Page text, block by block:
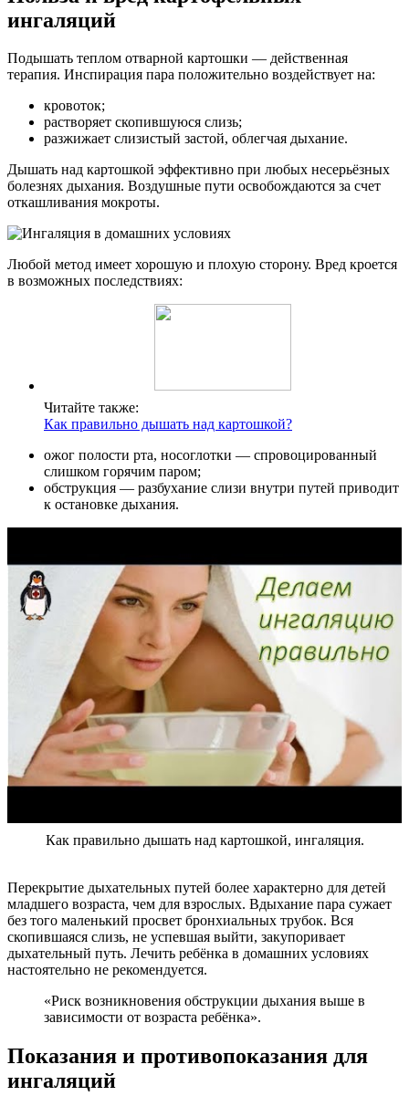
ингаляций
Подышать теплом отварной картошки — действенная
терапия. Инспирация пара положительно воздействует на:
кровоток;
растворяет скопившуюся слизь;
разжижает слизистый застой, облегчая дыхание.
Дышать над картошкой эффективно при любых несерьёзных
болезнях дыхания. Воздушные пути освобождаются за счет
откашливания мокроты.
Любой метод имеет хорошую и плохую сторону. Вред кроется
в возможных последствиях:
Читайте также:
Как правильно дышать над картошкой?
ожог полости рта, носоглотки — спровоцированный
слишком горячим паром;
обструкция — разбухание слизи внутри путей приводит
к остановке дыхания.
Как правильно дышать над картошкой, ингаляция.
Перекрытие дыхательных путей более характерно для детей
младшего возраста, чем для взрослых. Вдыхание пара сужает
без того маленький просвет бронхиальных трубок. Вся
скопившаяся слизь, не успевшая выйти, закупоривает
дыхательный путь. Лечить ребёнка в домашних условиях
настоятельно не рекомендуется.
«Риск возникновения обструкции дыхания выше в
зависимости от возраста ребёнка».
Показания и противопоказания для
ингаляций